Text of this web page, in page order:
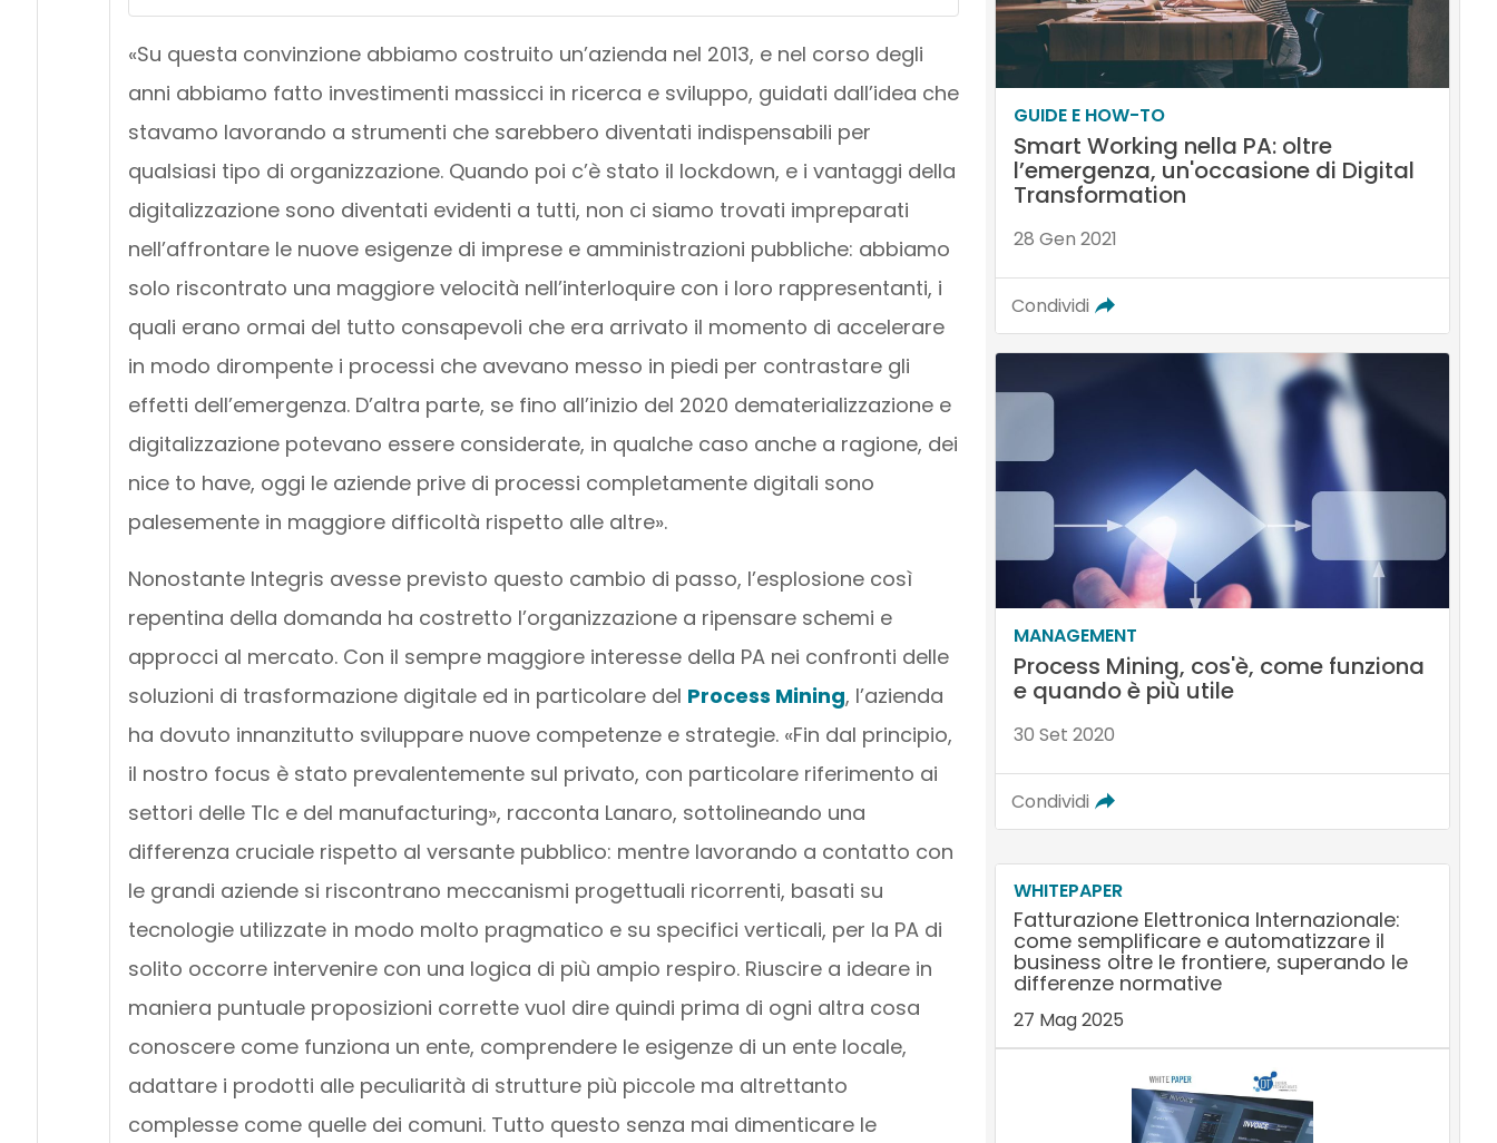
«Su questa convinzione abbiamo costruito un’azienda nel 2013, e nel corso degli
anni abbiamo fatto investimenti massicci in ricerca e sviluppo, guidati dall’idea che
stavamo lavorando a strumenti che sarebbero diventati indispensabili per
qualsiasi tipo di organizzazione. Quando poi c’è stato il lockdown, e i vantaggi della
digitalizzazione sono diventati evidenti a tutti, non ci siamo trovati impreparati
nell’affrontare le nuove esigenze di imprese e amministrazioni pubbliche: abbiamo
solo riscontrato una maggiore velocità nell’interloquire con i loro rappresentanti, i
quali erano ormai del tutto consapevoli che era arrivato il momento di accelerare
in modo dirompente i processi che avevano messo in piedi per contrastare gli
effetti dell’emergenza. D’altra parte, se fino all’inizio del 2020 dematerializzazione e
digitalizzazione potevano essere considerate, in qualche caso anche a ragione, dei
nice to have, oggi le aziende prive di processi completamente digitali sono
palesemente in maggiore difficoltà rispetto alle altre».
Nonostante Integris avesse previsto questo cambio di passo, l’esplosione così
repentina della domanda ha costretto l’organizzazione a ripensare schemi e
approcci al mercato. Con il sempre maggiore interesse della PA nei confronti delle
soluzioni di trasformazione digitale ed in particolare del Process Mining, l’azienda
ha dovuto innanzitutto sviluppare nuove competenze e strategie. «Fin dal principio,
il nostro focus è stato prevalentemente sul privato, con particolare riferimento ai
settori delle Tlc e del manufacturing», racconta Lanaro, sottolineando una
differenza cruciale rispetto al versante pubblico: mentre lavorando a contatto con
le grandi aziende si riscontrano meccanismi progettuali ricorrenti, basati su
tecnologie utilizzate in modo molto pragmatico e su specifici verticali, per la PA di
solito occorre intervenire con una logica di più ampio respiro. Riuscire a ideare in
maniera puntuale proposizioni corrette vuol dire quindi prima di ogni altra cosa
conoscere come funziona un ente, comprendere le esigenze di un ente locale,
adattare i prodotti alle peculiarità di strutture più piccole ma altrettanto
complesse come quelle dei comuni. Tutto questo senza mai dimenticare le
GUIDE E HOW-TO
Smart Working nella PA: oltre
l’emergenza, un'occasione di Digital
Transformation
28 Gen 2021
Condividi
MANAGEMENT
Process Mining, cos'è, come funziona
e quando è più utile
30 Set 2020
Condividi
WHITEPAPER
Fatturazione Elettronica Internazionale:
come semplificare e automatizzare il
business oltre le frontiere, superando le
differenze normative
27 Mag 2025